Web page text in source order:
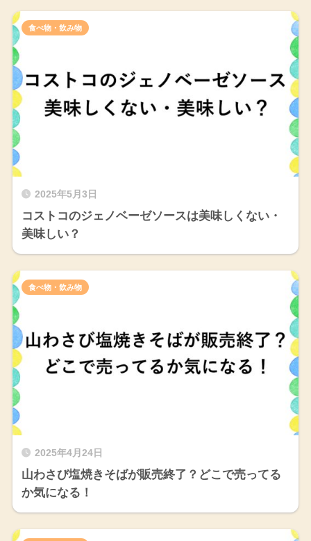
2025年5月3日
コストコのジェノベーゼソースは美味しくない・
美味しい？
食べ物・飲み物
2025年4月24日
山わさび塩焼きそばが販売終了？どこで売ってる
か気になる！
食べ物・飲み物